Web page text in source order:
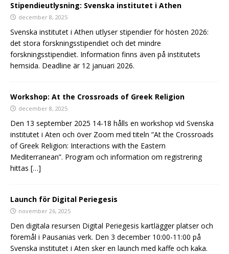
Stipendieutlysning: Svenska institutet i Athen
december 8, 2025
Svenska institutet i Athen utlyser stipendier för hösten 2026:
det stora forskningsstipendiet och det mindre
forskningsstipendiet. Information finns även på institutets
hemsida. Deadline är 12 januari 2026.
Workshop: At the Crossroads of Greek Religion
december 8, 2025
Den 13 september 2025 14-18 hålls en workshop vid Svenska
institutet i Aten och över Zoom med titeln ”At the Crossroads
of Greek Religion: Interactions with the Eastern
Mediterranean”. Program och information om registrering
hittas […]
Launch för Digital Periegesis
november 26, 2025
Den digitala resursen Digital Periegesis kartlägger platser och
föremål i Pausanias verk. Den 3 december 10:00-11:00 på
Svenska institutet i Aten sker en launch med kaffe och kaka.